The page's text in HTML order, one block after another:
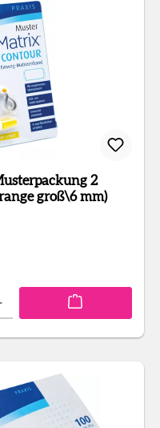
groß\6 mm)
ein oder benutze die